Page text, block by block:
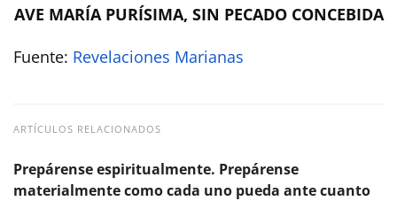
AVE MARÍA PURÍSIMA, SIN PECADO CONCEBIDA
Fuente: Revelaciones Marianas
ARTÍCULOS RELACIONADOS
Prepárense espiritualmente. Prepárense
materialmente como cada uno pueda ante cuanto